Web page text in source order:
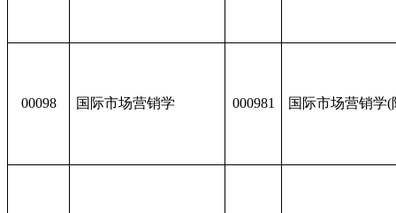
00098 国际市场营销学 000981 国际市场营销学(